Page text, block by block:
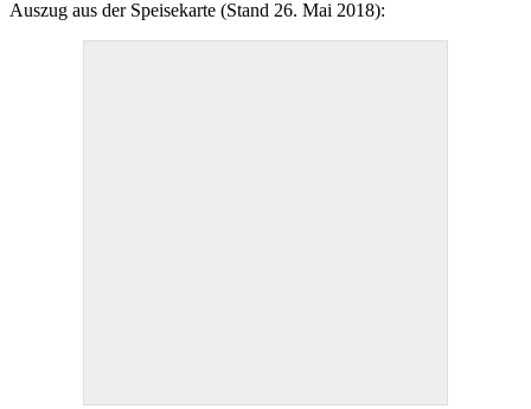
Auszug aus der Speisekarte (Stand 26. Mai 2018):